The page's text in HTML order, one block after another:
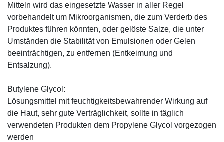
Mitteln wird das eingesetzte Wasser in aller Regel
vorbehandelt um Mikroorganismen, die zum Verderb des
Produktes führen könnten, oder gelöste Salze, die unter
Umständen die Stabilität von Emulsionen oder Gelen
beeinträchtigen, zu entfernen (Entkeimung und
Entsalzung).
Butylene Glycol:
Lösungsmittel mit feuchtigkeitsbewahrender Wirkung auf
die Haut, sehr gute Verträglichkeit, sollte in täglich
verwendeten Produkten dem Propylene Glycol vorgezogen
werden